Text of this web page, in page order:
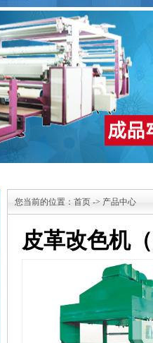
热熔胶涂布机
热熔胶膜复合
您当前的位置： 首页 -> 产品中心
皮革改色机